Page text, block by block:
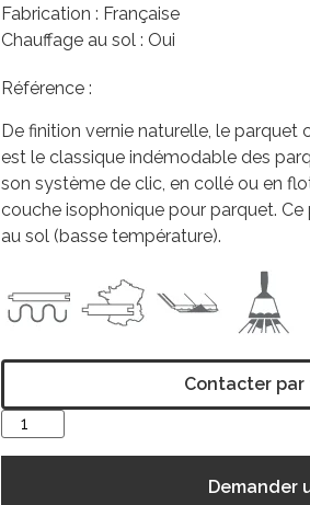
Fabrication : Française
Chauffage au sol : Oui
Référence :
De finition vernie naturelle, le parquet
est le classique indémodable des
son système de clic, en collé ou en
couche isophonique pour parquet.
au sol (basse température).
Contacter
Demander